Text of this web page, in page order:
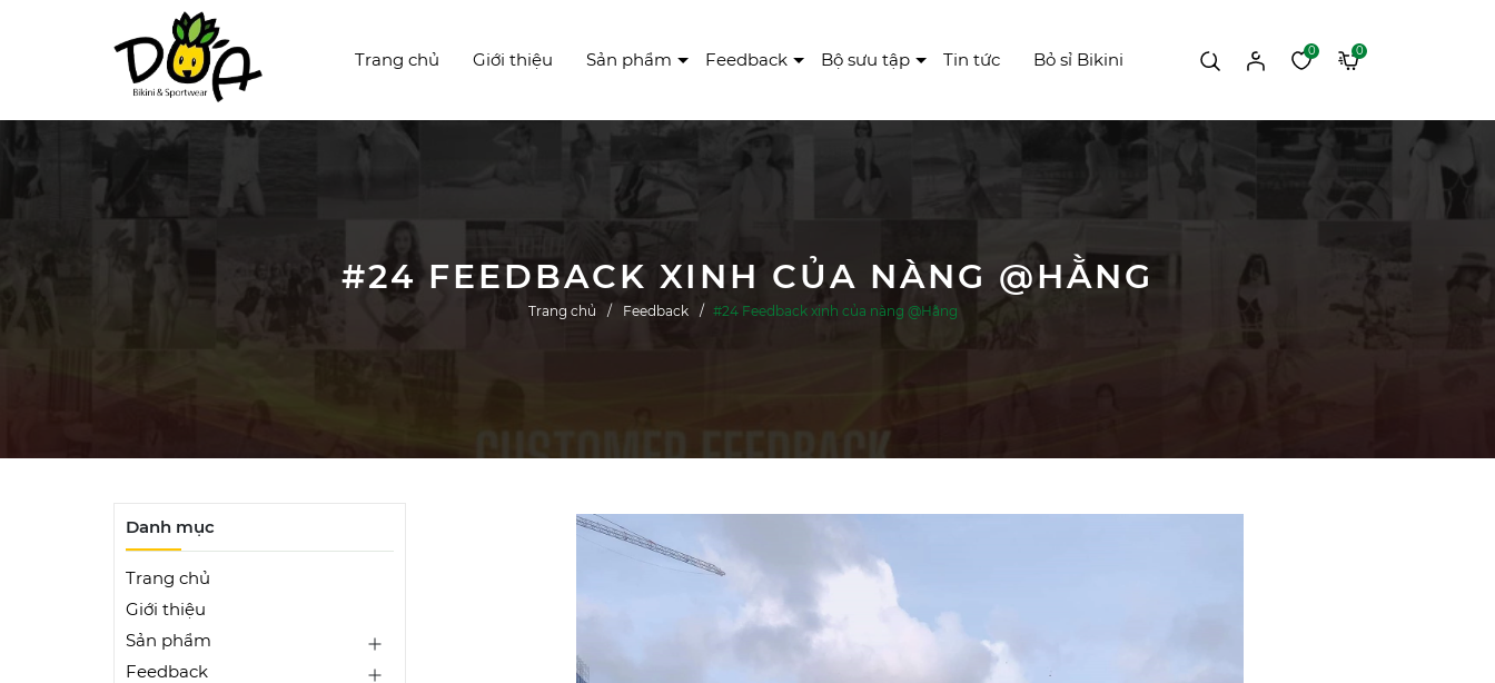
Trang chủ Giới thiệu Sản phẩm Feedback Bộ sưu tập Tin tức Bỏ sỉ Bikini 0 0
#24 FEEDBACK XINH CỦA NÀNG @HẰNG
Trang chủ Feedback #24 Feedback xinh của nàng @Hằng
Danh mục
Trang chủ
Giới thiệu
Sản phẩm
Feedback